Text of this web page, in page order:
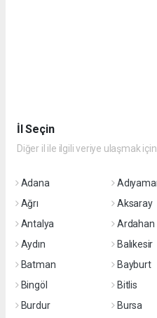
İl Seçin
Diğer il ile ilgili veriye ulaşmak
Adana
Ağrı
Aksaray
Antalya
Ardahan
Aydın
Balıkesir
Batman
Bayburt
Bingöl
Bitlis
Burdur
Bursa